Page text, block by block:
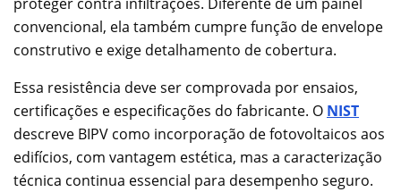
convencional, ela também cumpre função de envelope
construtivo e exige detalhamento de cobertura.
Essa resistência deve ser comprovada por ensaios,
certificações e especificações do fabricante. O NIST
descreve BIPV como incorporação de fotovoltaicos aos
edifícios, com vantagem estética, mas a caracterização
técnica continua essencial para desempenho seguro.